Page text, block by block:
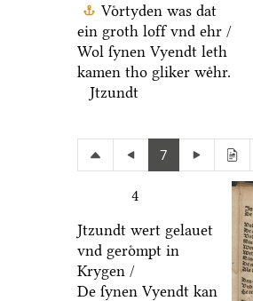
Voͤrtyden was dat
ein groth loff vnd ehr /
Wol ſynen Vyendt leth
kamen tho gliker weͤhr.
Jtzundt
7
4
Jtzundt wert gelauet
vnd geroͤmpt in
Krygen /
De ſynen Vyendt kan